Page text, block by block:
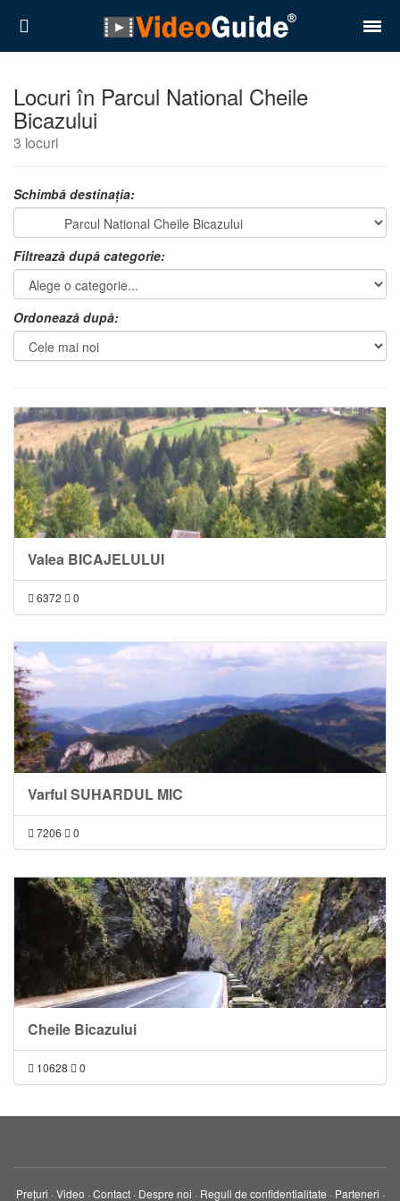
Locuri în Parcul National Cheile
Bicazului
3 locuri
Schimbă destinația:
Filtrează după categorie:
Ordonează după:
Valea BICAJELULUI
6372 0
Varful SUHARDUL MIC
7206 0
Cheile Bicazului
10628 0
Prețuri ·Video ·Contact· Despre noi · Reguli de confidentialitate · Parteneri ·
Contact
Despre noi
Parteneri
Română
English